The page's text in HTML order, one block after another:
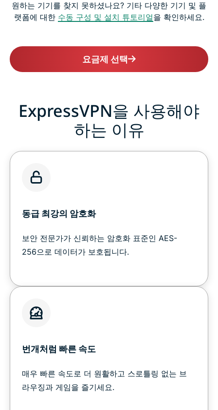
원하는 기기를 찾지 못하셨나요? 기타 다양한 기기 및 플
랫폼에 대한 수동 구성 및 설치 튜토리얼을 확인하세요.
요금제 선택
ExpressVPN을 사용해야
하는 이유
동급 최강의 암호화
보안 전문가가 신뢰하는 암호화 표준인 AES-
256으로 데이터가 보호됩니다.
번개처럼 빠른 속도
매우 빠른 속도로 더 원활하고 스로틀링 없는 브
라우징과 게임을 즐기세요.